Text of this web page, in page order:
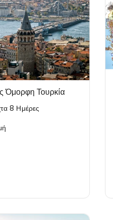
Όμορφη Τουρκία
8 Ημέρες